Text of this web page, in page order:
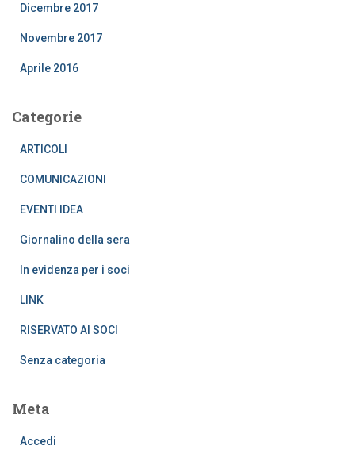
Dicembre 2017
Novembre 2017
Aprile 2016
Categorie
ARTICOLI
COMUNICAZIONI
EVENTI IDEA
Giornalino della sera
In evidenza per i soci
LINK
RISERVATO AI SOCI
Senza categoria
Meta
Accedi